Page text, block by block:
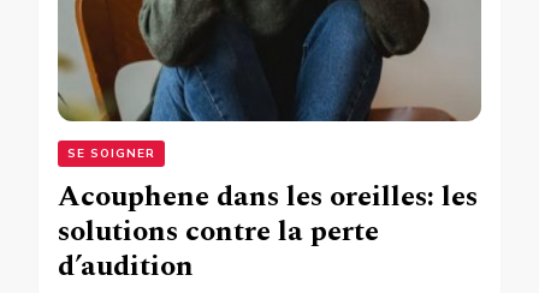
SE SOIGNER
Acouphene dans les oreilles: les
solutions contre la perte
d’audition